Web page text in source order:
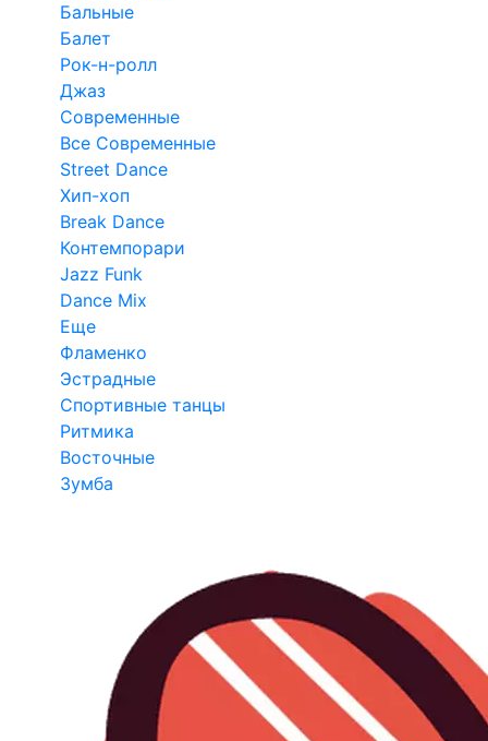
Бальные
Балет
Рок-н-ролл
Джаз
Современные
Все Современные
Street Dance
Хип-хоп
Break Dance
Контемпорари
Jazz Funk
Dance Mix
Еще
Фламенко
Эстрадные
Спортивные танцы
Ритмика
Восточные
Зумба